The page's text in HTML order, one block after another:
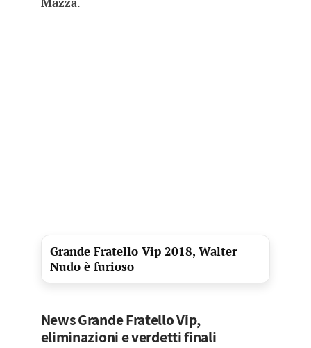
Grande Fratello Vip 2018, Walter
Nudo è furioso
News Grande Fratello Vip,
eliminazioni e verdetti finali